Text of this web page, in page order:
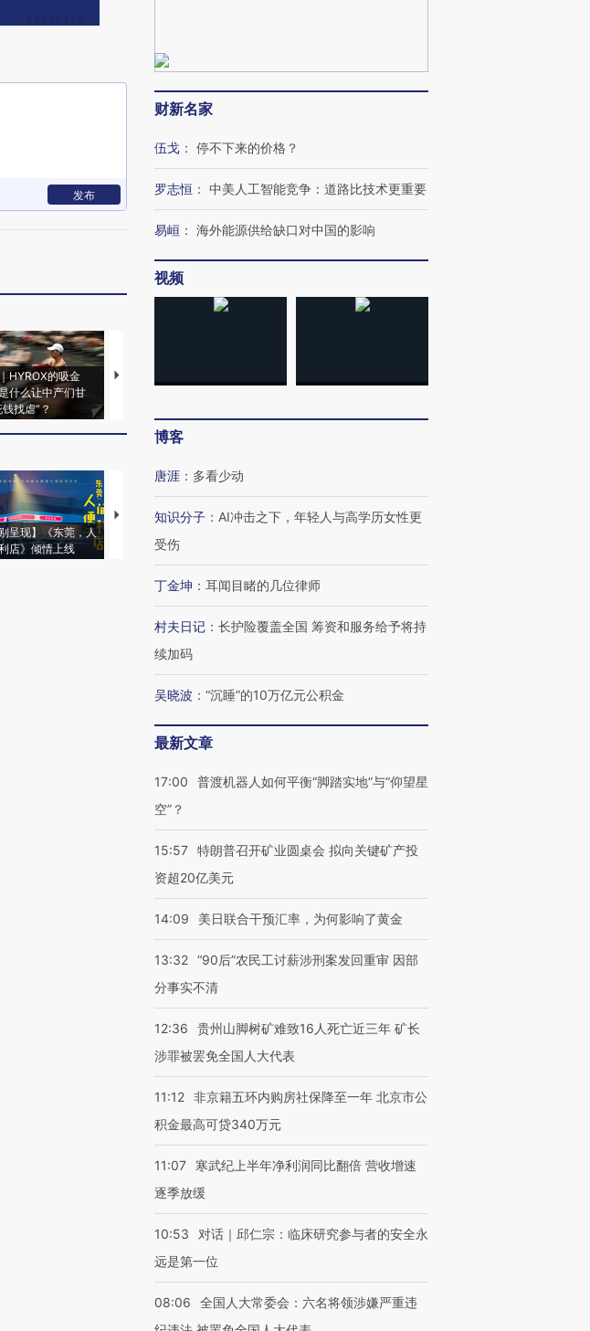
发布
HYROX的吸金
什么让中产们甘
找虐”？
马航飞行员跨国走私7万
别呈现】《东莞，人
店》倾情上线
【推广】走进第四届链博
【商旅对话】华住集团
财新名家
伍戈 ： 停不下来的价格？
罗志恒 ： 中美人工智能竞争：道路比技术更重要
易峘 ： 海外能源供给缺口对中国的影响
视频
博客
唐涯 ： 多看少动
知识分子 ： AI冲击之下，年轻人与高学历女性更
受伤
丁金坤 ： 耳闻目睹的几位律师
村夫日记 ： 长护险覆盖全国 筹资和服务给予将持
续加码
吴晓波 ： “沉睡”的10万亿元公积金
最新文章
17:00
普渡机器人如何平衡“脚踏实地”与“仰望星
空”？
15:57 特朗普召开矿业圆桌会 拟向关键矿产投
资超20亿美元
14:09 美日联合干预汇率，为何影响了黄金
13:32 “90后”农民工讨薪涉刑案发回重审 因部
分事实不清
12:36
贵州山脚树矿难致16人死亡近三年 矿长
涉罪被罢免全国人大代表
11:12 非京籍五环内购房社保降至一年 北京市公
积金最高可贷340万元
11:07
寒武纪上半年净利润同比翻倍 营收增速
逐季放缓
10:53
对话｜邱仁宗：临床研究参与者的安全永
远是第一位
08:06
全国人大常委会：六名将领涉嫌严重违